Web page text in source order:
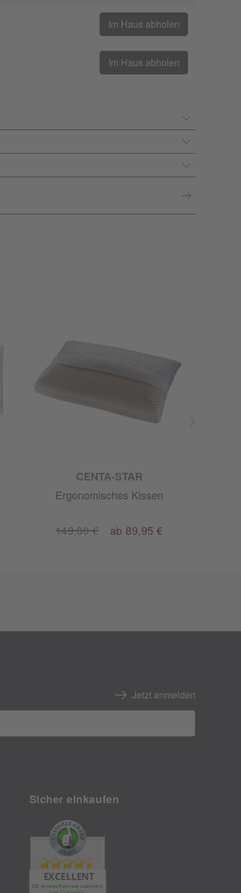
Im Haus abholen
Im Haus abholen
CENTA-STAR
Ergonomisches Kissen
149,00 € ab 89,95 €
Jetzt anmelden
Sicher einkaufen
EXCELLENT
385 reviews from real customers